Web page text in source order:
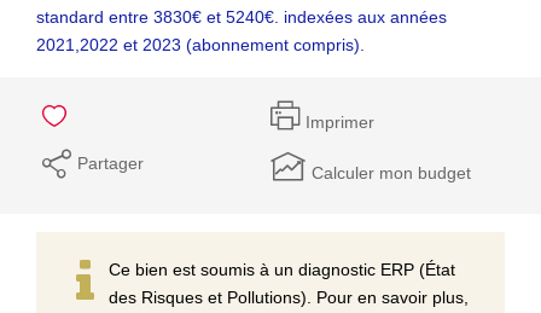
standard entre 3830€ et 5240€. indexées aux années
2021,2022 et 2023 (abonnement compris).
Imprimer
Partager Calculer mon budget
Ce bien est soumis à un diagnostic ERP (État
des Risques et Pollutions). Pour en savoir plus,